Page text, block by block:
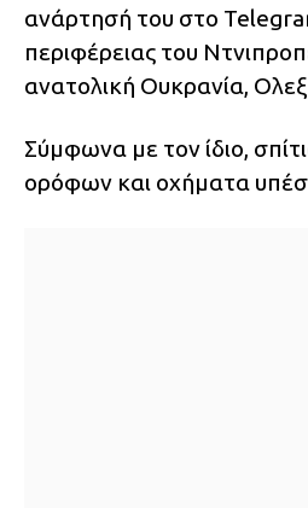
ανάρτησή του στο
περιφέρειας του
ανατολική Ουκρανία,
Σύμφωνα με τον ίδιο,
ορόφων και οχήματα